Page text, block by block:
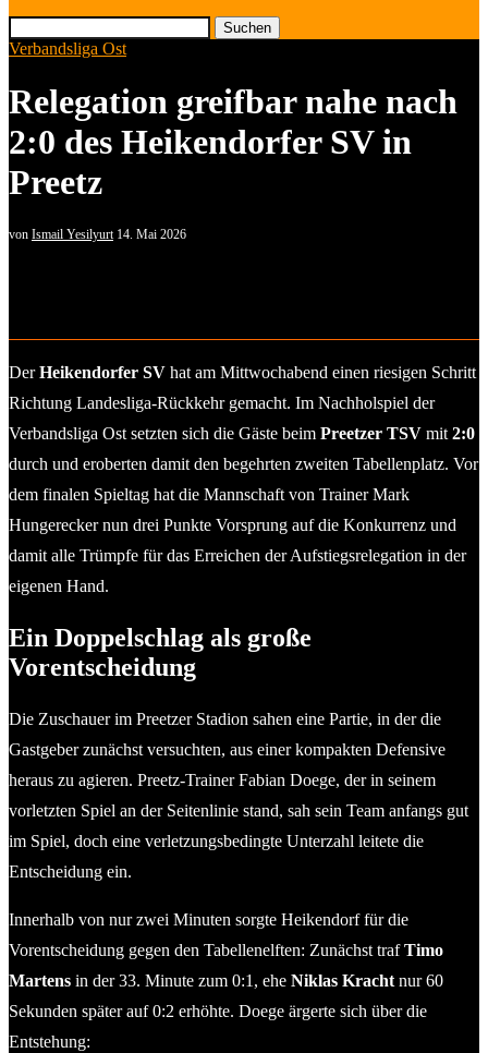
Suchen
Verbandsliga Ost
Relegation greifbar nahe nach
2:0 des Heikendorfer SV in
Preetz
von Ismail Yesilyurt 14. Mai 2026
DerHeikendorfer SV hat am Mittwochabend einen riesigen Schritt
Richtung Landesliga-Rückkehr gemacht. Im Nachholspiel der
Verbandsliga Ost setzten sich die Gäste beim Preetzer TSV mit 2:0
durch und eroberten damit den begehrten zweiten Tabellenplatz. Vor
dem finalen Spieltag hat die Mannschaft von Trainer Mark
Hungerecker nun drei Punkte Vorsprung auf die Konkurrenz und
damit alle Trümpfe für das Erreichen der Aufstiegsrelegation in der
eigenen Hand.
Ein Doppelschlag als große
Vorentscheidung
Die Zuschauer im Preetzer Stadion sahen eine Partie, in der die
Gastgeber zunächst versuchten, aus einer kompakten Defensive
heraus zu agieren. Preetz-Trainer Fabian Doege, der in seinem
vorletzten Spiel an der Seitenlinie stand, sah sein Team anfangs gut
im Spiel, doch eine verletzungsbedingte Unterzahl leitete die
Entscheidung ein.
Innerhalb von nur zwei Minuten sorgte Heikendorf für die
Vorentscheidung gegen den Tabellenelften: Zunächst trafTimo
Martens in der 33. Minute zum 0:1, ehe Niklas Kracht nur 60
Sekunden später auf 0:2 erhöhte. Doege ärgerte sich über die
Entstehung: